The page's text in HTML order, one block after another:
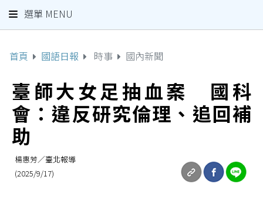
選單 MENU
首頁 國語日報 時事 國內新聞
臺師大女足抽血案 國科
會：違反研究倫理、追回補
助
楊惠芳／臺北報導
(2025/9/17)